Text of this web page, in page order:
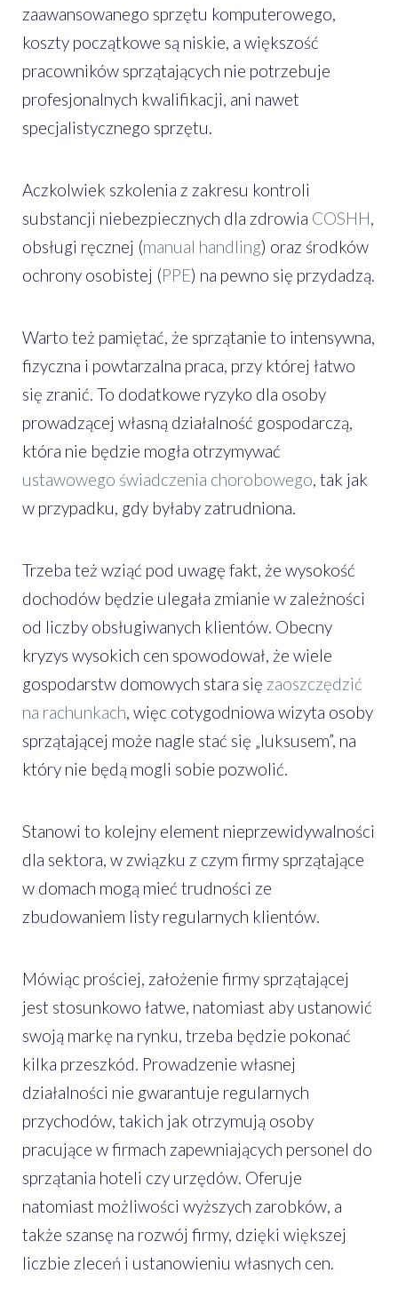
zaawansowanego sprzętu komputerowego,
koszty początkowe są niskie, a większość
pracowników sprzątających nie potrzebuje
profesjonalnych kwalifikacji, ani nawet
specjalistycznego sprzętu.
Aczkolwiek szkolenia z zakresu kontroli
substancji niebezpiecznych dla zdrowia COSHH,
obsługi ręcznej (manual handling) oraz środków
ochrony osobistej (PPE) na pewno się przydadzą.
Warto też pamiętać, że sprzątanie to intensywna,
fizyczna i powtarzalna praca, przy której łatwo
się zranić. To dodatkowe ryzyko dla osoby
prowadzącej własną działalność gospodarczą,
która nie będzie mogła otrzymywać
ustawowego świadczenia chorobowego, tak jak
w przypadku, gdy byłaby zatrudniona.
Trzeba też wziąć pod uwagę fakt, że wysokość
dochodów będzie ulegała zmianie w zależności
od liczby obsługiwanych klientów. Obecny
kryzys wysokich cen spowodował, że wiele
gospodarstw domowych stara się zaoszczędzić
na rachunkach, więc cotygodniowa wizyta osoby
sprzątającej może nagle stać się „luksusem”, na
który nie będą mogli sobie pozwolić.
Stanowi to kolejny element nieprzewidywalności
dla sektora, w związku z czym firmy sprzątające
w domach mogą mieć trudności ze
zbudowaniem listy regularnych klientów.
Mówiąc prościej, założenie firmy sprzątającej
jest stosunkowo łatwe, natomiast aby ustanowić
swoją markę na rynku, trzeba będzie pokonać
kilka przeszkód. Prowadzenie własnej
działalności nie gwarantuje regularnych
przychodów, takich jak otrzymują osoby
pracujące w firmach zapewniających personel do
sprzątania hoteli czy urzędów. Oferuje
natomiast możliwości wyższych zarobków, a
także szansę na rozwój firmy, dzięki większej
liczbie zleceń i ustanowieniu własnych cen.